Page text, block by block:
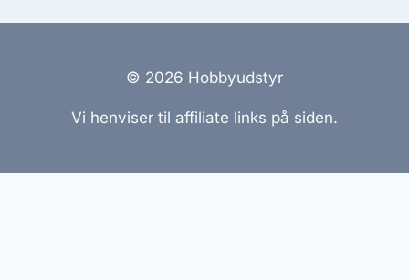
© 2026 Hobbyudstyr
Vi henviser til affiliate links på siden.